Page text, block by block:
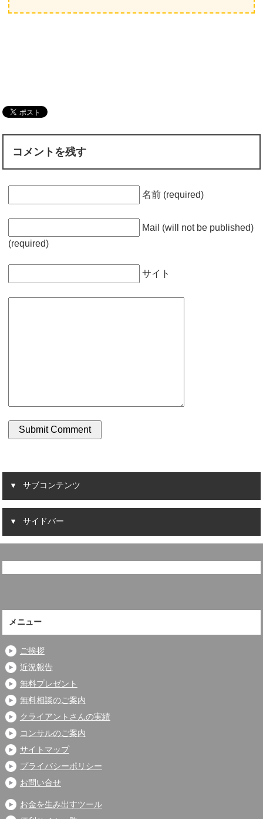
コメントを残す
名前 (required)
Mail (will not be published)
(required)
サイト
サブコンテンツ
サイドバー
メニュー
ご挨拶
近況報告
無料プレゼント
無料相談のご案内
クライアントさんの実績
コンサルのご案内
サイトマップ
プライバシーポリシー
お問い合せ
お金を生み出すツール